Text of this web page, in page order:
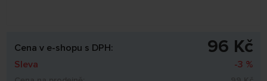
Cena v e-shopu s DPH: 96 Kč
Sleva -3 %